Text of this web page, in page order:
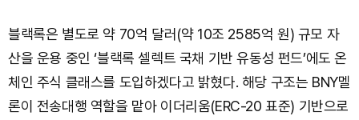
블랙록은 별도로 약 70억 달러(약 10조 2585억 원) 규모 자
산을 운용 중인 ‘블랙록 셀렉트 국채 기반 유동성 펀드’에도 온
체인 주식 클래스를 도입하겠다고 밝혔다. 해당 구조는 BNY멜
론이 전송대행 역할을 맡아 이더리움(ERC-20 표준) 기반으로